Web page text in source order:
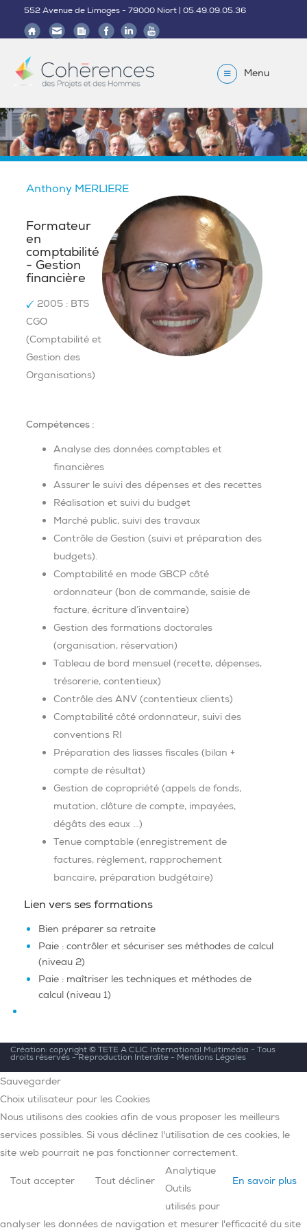
552 Avenue de Limoges - 79000 Niort | 05.49.09.05.36
Menu
Anthony MERLIERE
Formateur
en
comptabilité
- Gestion
financière
2005 : BTS
CGO
(Comptabilité et
Gestion des
Organisations)
Compétences :
Analyse des données comptables et
financières
Assurer le suivi des dépenses et des recettes
Réalisation et suivi du budget
Marché public, suivi des travaux
Contrôle de Gestion (suivi et préparation des
budgets).
Comptabilité en mode GBCP côté
ordonnateur (bon de commande, saisie de
facture, écriture d’inventaire)
Gestion des formations doctorales
(organisation, réservation)
Tableau de bord mensuel (recette, dépenses,
trésorerie, contentieux)
Contrôle des ANV (contentieux clients)
Comptabilité côté ordonnateur, suivi des
conventions RI
Préparation des liasses fiscales (bilan +
compte de résultat)
Gestion de copropriété (appels de fonds,
mutation, clôture de compte, impayées,
dégâts des eaux …)
Tenue comptable (enregistrement de
factures, règlement, rapprochement
bancaire, préparation budgétaire)
Lien vers ses formations
Bien préparer sa retraite
Paie : contrôler et sécuriser ses méthodes de calcul
(niveau 2)
Paie : maîtriser les techniques et méthodes de
calcul (niveau 1)
Création: copyright ©TETE A CLIC International Multimédia - Tous
droits réservés - Reproduction Interdite - Mentions Légales
Sauvegarder
Choix utilisateur pour les Cookies
Nous utilisons des cookies afin de vous proposer les meilleurs
services possibles. Si vous déclinez l'utilisation de ces cookies, le
site web pourrait ne pas fonctionner correctement.
Tout accepter Tout décliner En savoir plus
Analytique
Outils
utilisés pour
analyser les données de navigation et mesurer l'efficacité du site